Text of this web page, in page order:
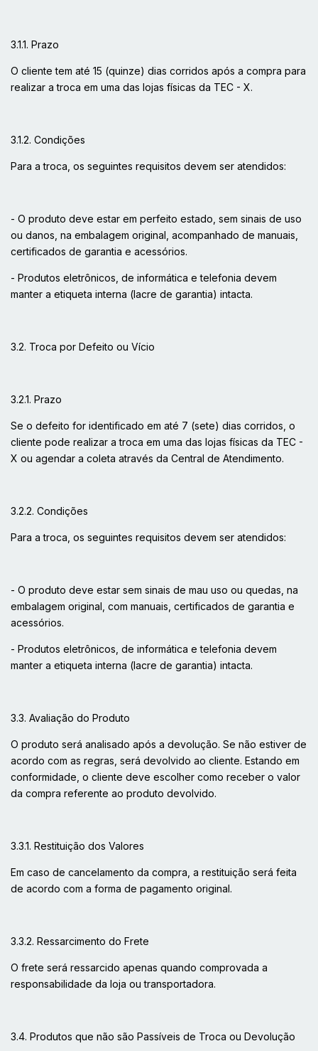
3.1.1. Prazo
O cliente tem até 15 (quinze) dias corridos após a compra para
realizar a troca em uma das lojas físicas da TEC - X.
3.1.2. Condições
Para a troca, os seguintes requisitos devem ser atendidos:
- O produto deve estar em perfeito estado, sem sinais de uso
ou danos, na embalagem original, acompanhado de manuais,
certificados de garantia e acessórios.
- Produtos eletrônicos, de informática e telefonia devem
manter a etiqueta interna (lacre de garantia) intacta.
3.2. Troca por Defeito ou Vício
3.2.1. Prazo
Se o defeito for identificado em até 7 (sete) dias corridos, o
cliente pode realizar a troca em uma das lojas físicas da TEC -
X ou agendar a coleta através da Central de Atendimento.
3.2.2. Condições
Para a troca, os seguintes requisitos devem ser atendidos:
- O produto deve estar sem sinais de mau uso ou quedas, na
embalagem original, com manuais, certificados de garantia e
acessórios.
- Produtos eletrônicos, de informática e telefonia devem
manter a etiqueta interna (lacre de garantia) intacta.
3.3. Avaliação do Produto
O produto será analisado após a devolução. Se não estiver de
acordo com as regras, será devolvido ao cliente. Estando em
conformidade, o cliente deve escolher como receber o valor
da compra referente ao produto devolvido.
3.3.1. Restituição dos Valores
Em caso de cancelamento da compra, a restituição será feita
de acordo com a forma de pagamento original.
3.3.2. Ressarcimento do Frete
O frete será ressarcido apenas quando comprovada a
responsabilidade da loja ou transportadora.
3.4. Produtos que não são Passíveis de Troca ou Devolução